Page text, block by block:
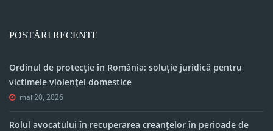
POSTĂRI RECENTE
Ordinul de protecție în România: soluție juridică pentru
victimele violenței domestice
mai 20, 2026
Rolul avocatului în recuperarea creanțelor în perioade de